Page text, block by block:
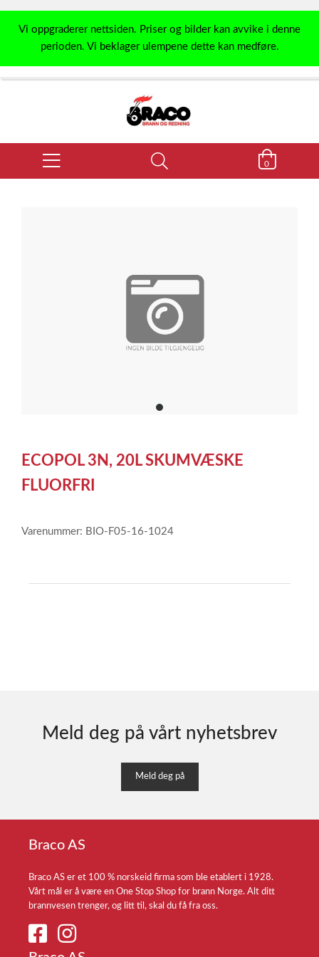
Vi oppgraderer nettsiden. Priser og bilder kan avvike i denne
perioden. Vi beklager ulempene dette kan medføre.
0
item
of
1
ECOPOL 3N, 20L SKUMVÆSKE
FLUORFRI
Varenummer: BIO-F05-16-1024
Meld deg på vårt nyhetsbrev
Meld deg på
Braco AS
Braco AS er et 100 % norskeid firma som ble etablert i 1928.
Vårt mål er å være en One Stop Shop for brann Norge. Alt ditt
brannvesen trenger, og litt til, skal du få fra oss.